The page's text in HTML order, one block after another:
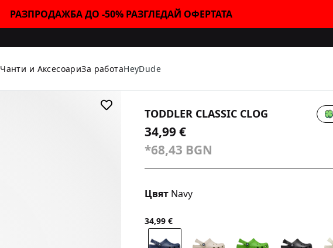
РАЗПРОДАЖБА ДО -50% РАЗГЛЕДАЙ ОФЕРТАТА
Чанти и АксесоариЗа работаHeyDude
TODDLER CLASSIC CLOG
34,99 €
*68,43 BGN
Цвят Navy
34,99 €